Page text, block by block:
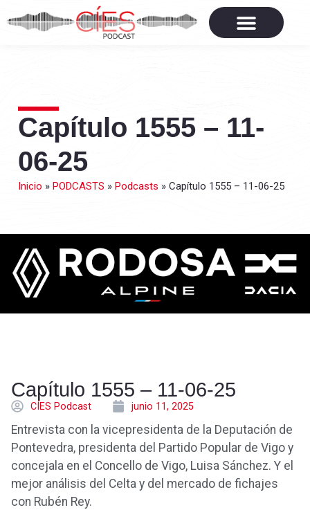
Capítulo 1555 – 11-
06-25
Inicio » PODCASTS » Podcasts » Capítulo 1555 – 11-06-25
Capítulo 1555 – 11-06-25
CÍES Podcast junio 11, 2025
Entrevista con la vicepresidenta de la Deputación de
Pontevedra, presidenta del Partido Popular de Vigo y
concejala en el Concello de Vigo, Luisa Sánchez. Y el
mejor análisis del Celta y del mercado de fichajes
con Rubén Rey.